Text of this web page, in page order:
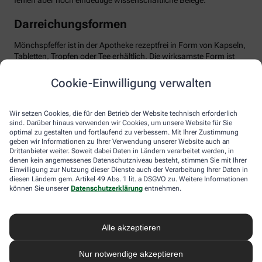
Cookie-Einwilligung verwalten
Wir setzen Cookies, die für den Betrieb der Website technisch erforderlich
sind. Darüber hinaus verwenden wir Cookies, um unsere Website für Sie
optimal zu gestalten und fortlaufend zu verbessern. Mit Ihrer Zustimmung
geben wir Informationen zu Ihrer Verwendung unserer Website auch an
Drittanbieter weiter. Soweit dabei Daten in Ländern verarbeitet werden, in
denen kein angemessenes Datenschutzniveau besteht, stimmen Sie mit Ihrer
Einwilligung zur Nutzung dieser Dienste auch der Verarbeitung Ihrer Daten in
diesen Ländern gem. Artikel 49 Abs. 1 lit. a DSGVO zu. Weitere Informationen
können Sie unserer Datenschutzerklärung entnehmen.
Alle akzeptieren
Nur notwendige akzeptieren
Darreichungsformen
Mönchspfeffer ist in der Apotheke rezeptfrei in Form von Kapseln,
Tabletten, Tropfen oder Tee erhältlich. Die wirksamste Form ist
mg pro Tag. Wichtig: Man sollte Geduld haben und das Präparat
mindestens über drei Menstruationszyklen einnehmen, bis sich
Regel gut verträglich. Dennoch sollten Sie die Anwendung ärztlich
besprechen, besonders bei gleichzeitiger Einnahme von
Medikamenten, die auf Dopamin-Rezeptoren wirken,
beispielsweise bei psychischen Erkrankungen. Ebenso sollte
Mönchspfeffer nicht in Schwangerschaft oder Stillzeit
eingenommen werden, da er u.a. die Milchproduktion stören
kann.